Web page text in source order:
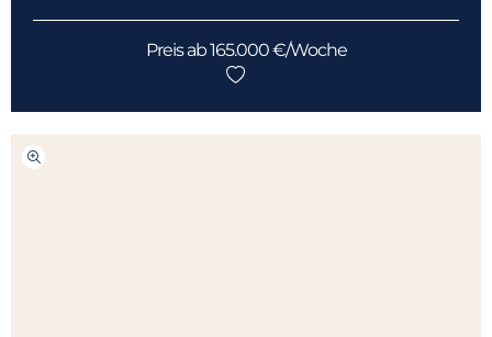
Preis ab 165.000 €/Woche